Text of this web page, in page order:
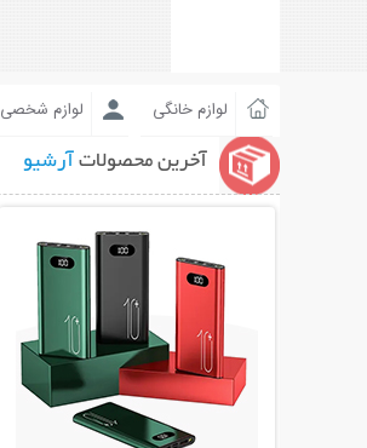
لوازم خانگی لوازم شخصی
آخرین محصولات آرشیو